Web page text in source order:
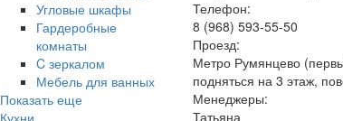
Угловые шкафы
Гардеробные
комнаты
C зеркалом
Мебель для ванных
Показать еще
Кухни
Телефон:
8 (968) 593-55-50
Проезд:
Метро Румянцево
подняться на 3 этаж,
Менеджеры:
Татьяна